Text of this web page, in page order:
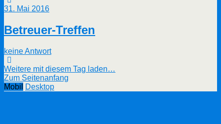
31. Mai 2016
Betreuer-Treffen
keine Antwort
Weitere mit diesem Tag laden…
Zum Seitenanfang
Mobil
Desktop